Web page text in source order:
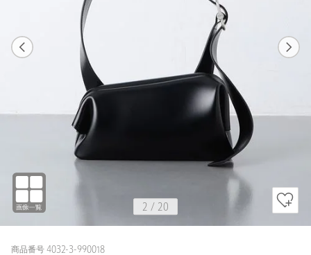
2 / 20
商品番号 4032-3-990018
1 20
OFF WHITE / FREE
159cm